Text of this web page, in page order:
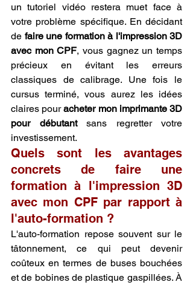
un tutoriel vidéo restera muet face à
votre problème spécifique. En décidant
de faire une formation à l'impression 3D
avec mon CPF, vous gagnez un temps
précieux en évitant les erreurs
classiques de calibrage. Une fois le
cursus terminé, vous aurez les idées
claires pour acheter mon imprimante 3D
pour débutant sans regretter votre
investissement.
Quels sont les avantages
concrets de faire une
formation à l'impression 3D
avec mon CPF par rapport à
l'auto-formation ?
L'auto-formation repose souvent sur le
tâtonnement, ce qui peut devenir
coûteux en termes de buses bouchées
et de bobines de plastique gaspillées. À